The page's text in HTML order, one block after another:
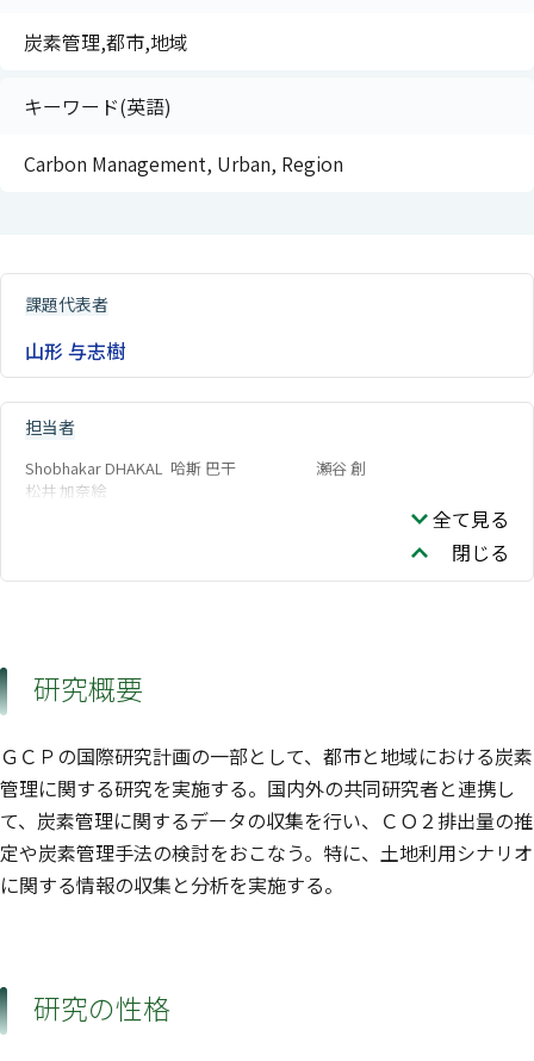
炭素管理,都市,地域
キーワード(英語)
Carbon Management, Urban, Region
課題代表者
山形 与志樹
担当者
Shobhakar DHAKAL 哈斯 巴干
瀬谷 創
松井 加奈絵
全て見る
閉じる
研究概要
ＧＣＰの国際研究計画の一部として、都市と地域における炭素
管理に関する研究を実施する。国内外の共同研究者と連携し
て、炭素管理に関するデータの収集を行い、ＣＯ２排出量の推
定や炭素管理手法の検討をおこなう。特に、土地利用シナリオ
に関する情報の収集と分析を実施する。
研究の性格